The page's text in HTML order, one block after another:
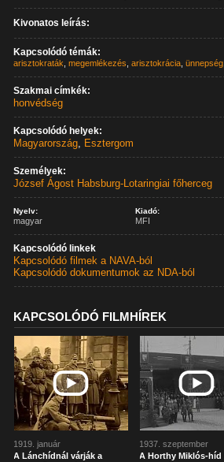
Kivonatos leírás:
Kapcsolódó témák:
arisztokraták ,megemlékezés ,arisztokrácia ,ünnepség
Szakmai címkék:
honvédség
Kapcsolódó helyek:
Magyarország, Esztergom
Személyek:
József Ágost Habsburg-Lotaringiai főherceg
Nyelv:
magyar
Kiadó:
MFI
Kapcsolódó linkek
Kapcsolódó filmek a NAVA-ból
Kapcsolódó dokumentumok az NDA-ból
KAPCSOLÓDÓ FILMHÍREK
1919. január
A Lánchídnál várják a
1937. szeptember
A Horthy Miklós-híd